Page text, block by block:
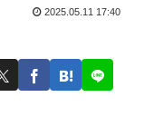
2025.05.11 17:40